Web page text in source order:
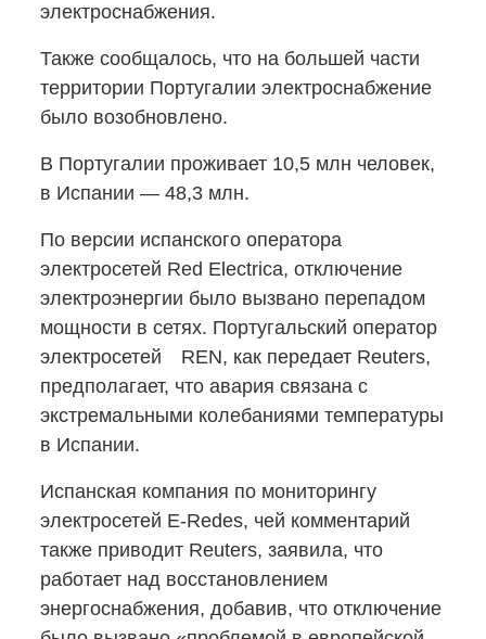
электроснабжения.
Также сообщалось, что на большей части
территории Португалии электроснабжение
было возобновлено.
В Португалии проживает 10,5 млн человек,
в Испании — 48,3 млн.
По версии испанского оператора
электросетей Red Electrica, отключение
электроэнергии было вызвано перепадом
мощности в сетях. Португальский оператор
электросетей REN, как передает Reuters,
предполагает, что авария связана с
экстремальными колебаниями температуры
в Испании.
Испанская компания по мониторингу
электросетей E-Redes, чей комментарий
также приводит Reuters, заявила, что
работает над восстановлением
энергоснабжения, добавив, что отключение